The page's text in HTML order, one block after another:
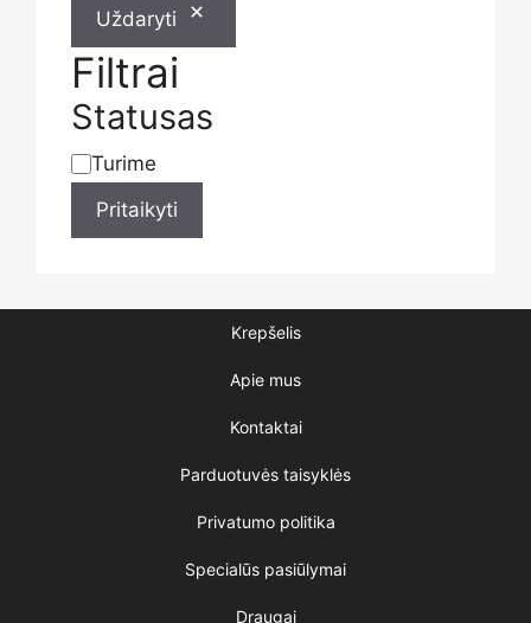
Uždaryti
Filtrai
Statusas
Statusas
Turime
Pritaikyti
Krepšelis
Apie mus
Kontaktai
Parduotuvės taisyklės
Privatumo politika
Specialūs pasiūlymai
Draugai